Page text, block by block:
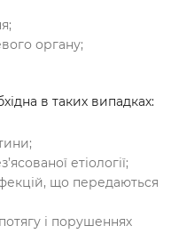
органу;
в таких випадках:
етіології;
що передаються
і порушеннях